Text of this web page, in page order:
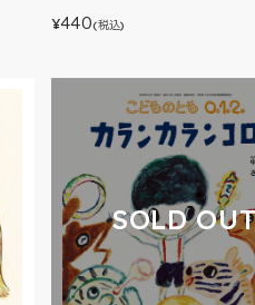
¥440(税込)
SOLD